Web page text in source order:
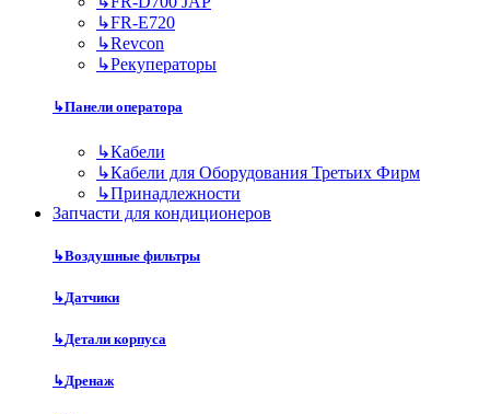
↳FR-E720
↳Revcon
↳Рекуператоры
↳Панели оператора
↳Кабели
↳Кабели для Оборудования Третьих Фирм
↳Принадлежности
Запчасти для кондиционеров
↳Воздушные фильтры
↳Датчики
↳Детали корпуса
↳Дренаж